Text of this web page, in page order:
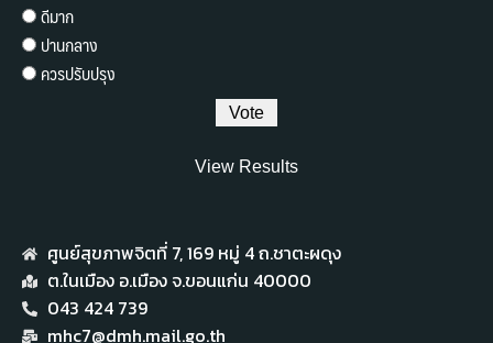
ดีมาก
ปานกลาง
ควรปรับปรุง
View Results
ศูนย์สุขภาพจิตที่ 7,​ 169 หมู่ 4 ถ.ชาตะผดุง
ต.ในเมือง อ.เมือง จ.ขอนแก่น 40000
043 424 739
mhc7@dmh.mail.go.th